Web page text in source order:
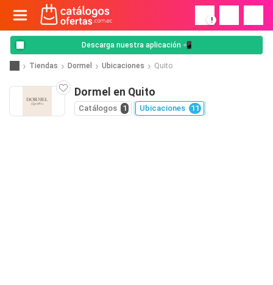
!
Descarga nuestra aplicación 📲
Tiendas Dormel Ubicaciones Quito
Dormel en Quito
Catálogos 1 Ubicaciones 11